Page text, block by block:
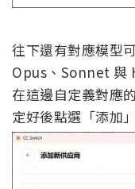
往下還有對應模型
Opus、Sonnet 與
在這邊自定義對應
定好後點選「添加